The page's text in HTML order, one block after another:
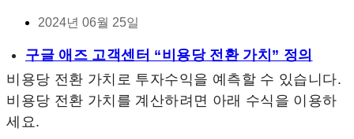
2024년 06월 25일
구글 애즈 고객센터 “비용당 전환 가치” 정의
비용당 전환 가치로 투자수익을 예측할 수 있습니다.
비용당 전환 가치를 계산하려면 아래 수식을 이용하
세요.